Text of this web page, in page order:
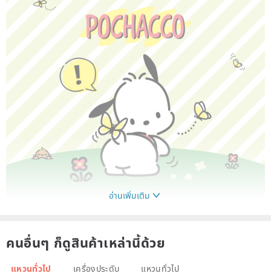
อ่านเพิ่มเติม
คนอื่นๆ ก็ดูสินค้าเหล่านี้ด้วย
แหวนทั่วไป เครื่องประดับ แหวนทั่วไป